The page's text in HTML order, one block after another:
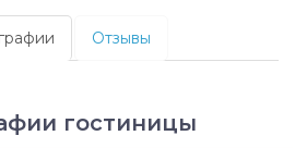
Отзывы
гостиницы